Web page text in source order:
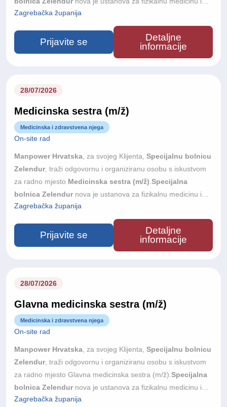
rehabilitaciju u Samoboru, s otvorenjem planiranim u jesen
2026. godine. Bolnica raspolaže s 33 dvokrevetne sobe,
velikom terapijskom dvoranom, hidroterapijom, bazenom i
suvremeno opremljenim prostorima za elektroterapiju te je
poslove ustanove — uz podršku vanjskog knjigovodstvenog
Zagrebačka županija
Prijavite se
Detaljne
informacije
28/07/2026
Medicinska sestra (m/ž)
Medicinska i zdravstvena njega
On-site rad
Manpower Hrvatska , za svojeg Klijenta, Specijalnu bolnicu
Zelendur , traži odgovornu i organiziranu osobu s iskustvom
za radno mjesto Medicinska sestra (m/ž) Specijalna
bolnica Zelendur nova je ustanova za fizikalnu medicinu i
rehabilitaciju u Samoboru, s otvorenjem planiranim u jesen
2026. godine. Bolnica raspolaže s 33 dvokrevetne sobe,
velikom terapijskom dvoranom, hidroterapijom, bazenom i
suvremeno opremljenim prostorima za elektroterapiju te je
dolaze na prvo mjesto i nudimo priliku da mu se pridružite od
Zagrebačka županija
Prijavite se
Detaljne
informacije
28/07/2026
Glavna medicinska sestra (m/ž)
Medicinska i zdravstvena njega
On-site rad
Manpower Hrvatska , za svojeg Klijenta, Specijalnu bolnicu
Zelendur , traži odgovornu i organiziranu osobu s iskustvom
za radno mjesto Glavna medicinska sestra (m/ž). Specijalna
bolnica Zelendur nova je ustanova za fizikalnu medicinu i
rehabilitaciju u Samoboru, s otvorenjem planiranim u jesen
Zagrebačka županija